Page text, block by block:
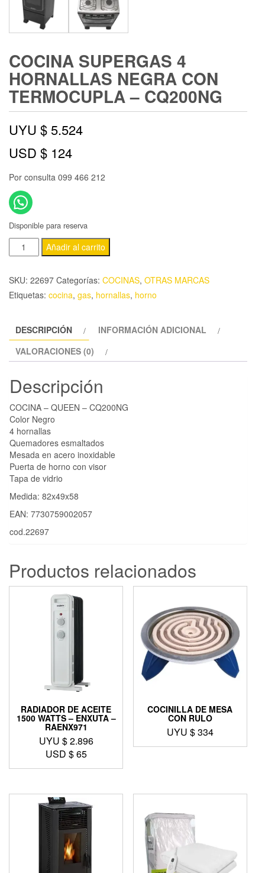
COCINA SUPERGAS 4
HORNALLAS NEGRA CON
TERMOCUPLA – CQ200NG
UYU $ 5.524
USD $ 124
Por consulta 099 466 212
Disponible para reserva
Añadir al carrito
SKU: 22697 Categorías: COCINAS, OTRAS MARCAS
Etiquetas: cocina, gas, hornallas, horno
DESCRIPCIÓN
INFORMACIÓN ADICIONAL
VALORACIONES (0)
Descripción
COCINA – QUEEN – CQ200NG
Color Negro
4 hornallas
Quemadores esmaltados
Mesada en acero inoxidable
Puerta de horno con visor
Tapa de vidrio
Medida: 82x49x58
EAN: 7730759002057
cod.22697
Productos relacionados
RADIADOR DE ACEITE
1500 WATTS – ENXUTA –
RAENX971
UYU $2.896
USD $65
COCINILLA DE MESA
CON RULO
UYU $334